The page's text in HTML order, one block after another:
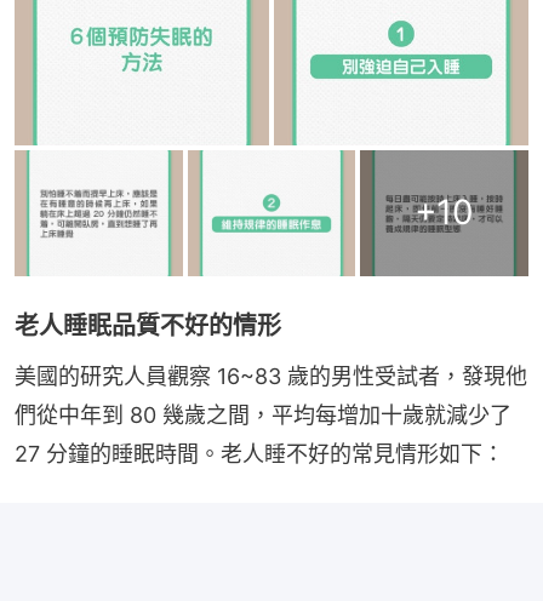
+10
老人睡眠品質不好的情形
美國的研究人員觀察 16~83 歲的男性受試者，發現他
們從中年到 80 幾歲之間，平均每增加十歲就減少了
27 分鐘的睡眠時間。老人睡不好的常見情形如下：